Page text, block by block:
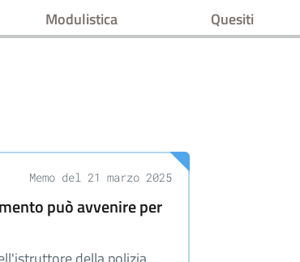
Modulistica Quesiti
Memo del 21 marzo 2025
può avvenire per